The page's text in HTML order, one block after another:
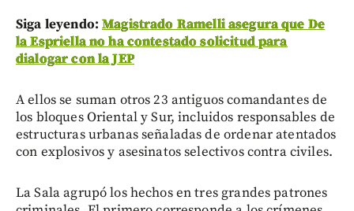
Siga leyendo:Magistrado Ramelli asegura que De
la Espriella no ha contestado solicitud para
dialogar con la JEP
A ellos se suman otros 23 antiguos comandantes de
los bloques Oriental y Sur, incluidos responsables de
estructuras urbanas señaladas de ordenar atentados
con explosivos y asesinatos selectivos contra civiles.
La Sala agrupó los hechos en tres grandes patrones